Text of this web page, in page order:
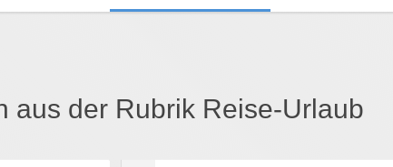
aus der Rubrik Reise-Urlaub